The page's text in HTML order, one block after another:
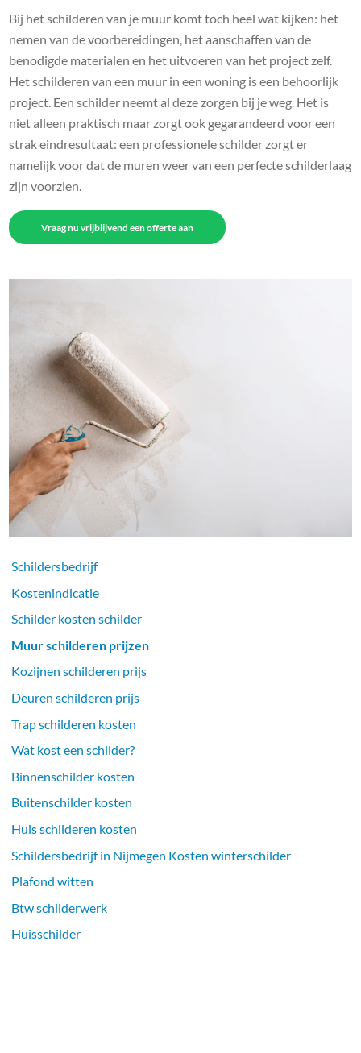
Bij het schilderen van je muur komt toch heel wat kijken: het
nemen van de voorbereidingen, het aanschaffen van de
benodigde materialen en het uitvoeren van het project zelf.
Het schilderen van een muur in een woning is een behoorlijk
project. Een schilder neemt al deze zorgen bij je weg. Het is
niet alleen praktisch maar zorgt ook gegarandeerd voor een
strak eindresultaat: een professionele schilder zorgt er
namelijk voor dat de muren weer van een perfecte schilderlaag
zijn voorzien.
Vraag nu vrijblijvend een offerte aan
Schildersbedrijf
Kostenindicatie
Schilder kosten schilder
Muur schilderen prijzen
Kozijnen schilderen prijs
Deuren schilderen prijs
Trap schilderen kosten
Wat kost een schilder?
Binnenschilder kosten
Buitenschilder kosten
Huis schilderen kosten
Schildersbedrijf in Nijmegen Kosten winterschilder
Plafond witten
Btw schilderwerk
Huisschilder